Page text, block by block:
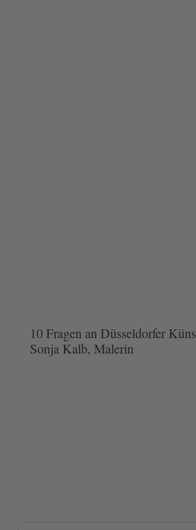
10 Fragen an Düsseldorfer
Sonja Kalb, Malerin